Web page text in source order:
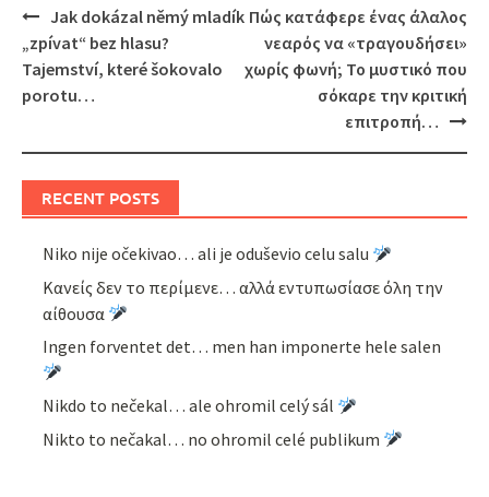
Post
navigation
Jak dokázal němý mladík
„zpívat“ bez hlasu?
Tajemství, které šokovalo
porotu…
Πώς κατάφερε ένας άλαλος
νεαρός να «τραγουδήσει»
χωρίς φωνή; Το μυστικό που
σόκαρε την κριτική
επιτροπή…
RECENT POSTS
Niko nije očekivao… ali je oduševio celu salu
Κανείς δεν το περίμενε… αλλά εντυπωσίασε όλη την
αίθουσα
Ingen forventet det… men han imponerte hele salen
Nikdo to nečekal… ale ohromil celý sál
Nikto to nečakal… no ohromil celé publikum